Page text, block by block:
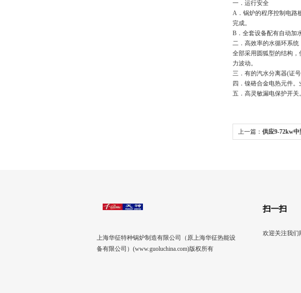
一．运行安全
A．锅炉的程序控制电路
完成。
B．全套设备配有自动加
二．高效率的水循环系统
全部采用圆狐型的结构
力波动。
三．有的汽水分离器(证
四．镍硌合金电热元件
五．高灵敏漏电保护开
上一篇： 供应9-72kw
上海华征特种锅炉制造有限公司（原上海华征热能设
备有限公司）(www.guoluchina.com)版权所有
扫一扫
欢迎关注我们